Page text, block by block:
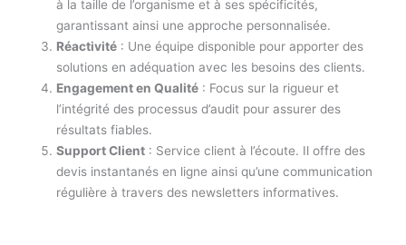
à la taille de l’organisme et à ses spécificités,
garantissant ainsi une approche personnalisée.
Réactivité : Une équipe disponible pour apporter des
solutions en adéquation avec les besoins des clients.
Engagement en Qualité : Focus sur la rigueur et
l’intégrité des processus d’audit pour assurer des
résultats fiables.
Support Client : Service client à l’écoute. Il offre des
devis instantanés en ligne ainsi qu’une communication
régulière à travers des newsletters informatives.